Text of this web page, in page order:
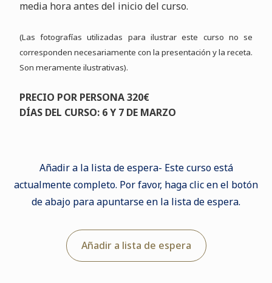
media hora antes del inicio del curso.
(Las fotografías utilizadas para ilustrar este curso no se
corresponden necesariamente con la presentación y la receta.
Son meramente ilustrativas).
PRECIO POR PERSONA 320€
DÍAS DEL CURSO: 6 Y 7 DE MARZO
Añadir a la lista de espera- Este curso está
actualmente completo. Por favor, haga clic en el botón
de abajo para apuntarse en la lista de espera.
Añadir a lista de espera